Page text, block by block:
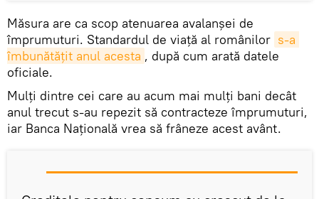
Măsura are ca scop atenuarea avalanșei de
împrumuturi. Standardul de viață al românilor s-a
îmbunătățit anul acesta , după cum arată datele
oficiale.
Mulți dintre cei care au acum mai mulți bani decât
anul trecut s-au repezit să contracteze împrumuturi,
iar Banca Națională vrea să frâneze acest avânt.